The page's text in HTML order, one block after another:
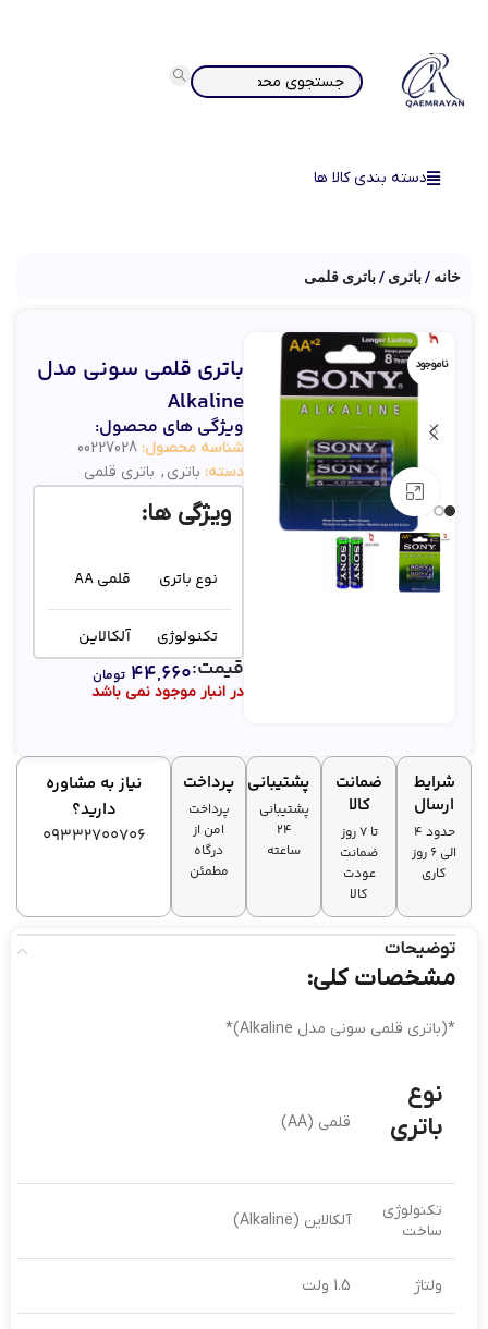
دسته بندی کالا ها
خانه باتری باتری قلمی
ناموجود
بزرگنمایی تصویر
باتری قلمی سونی مدل
Alkaline
ویژگی های محصول:
شناسه محصول: 00227028
دسته: باتری , باتری قلمی
ویژگی ها:
نوع باتری قلمی AA
تکنولوژی آلکالاین
ولتاژ 1.5 ولت
طول عمر
بالا و
ماندگاری تا
10 سال
در انبار موجود نمی باشد
قیمت:۴۴,۶۶۰ تومان
شرایط
ارسال
حدود 4
الی 6 روز
کاری
ضمانت
کالا
تا ۷ روز
ضمانت
عودت
کالا
پشتیبانی
پشتیبانی
۲۴
ساعته
پرداخت
پرداخت
امن از
درگاه
مطمئن
نیاز به مشاوره
دارید؟
09332700706
توضیحات
مشخصات کلی:
*(باتری قلمی سونی مدل Alkaline)*
نوع
باتری
قلمی (AA)
تکنولوژی
ساخت
آلکالاین (Alkaline)
ولتاژ 1.5 ولت